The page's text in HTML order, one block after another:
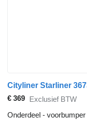
€ 369 Exclusief BTW
Onderdeel - voorbumper